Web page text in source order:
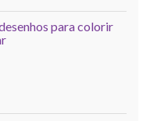
para colorir